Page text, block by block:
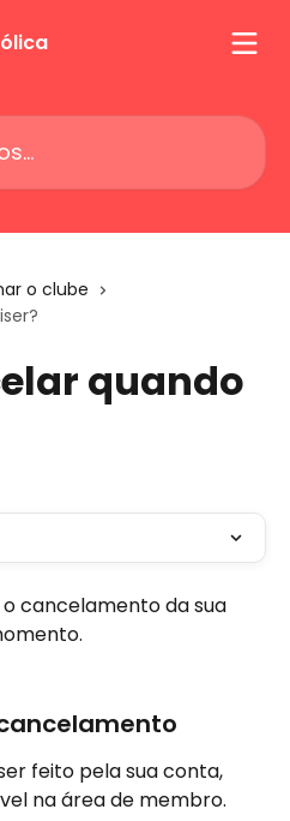
o clube
quando
cancelamento da sua
feito pela sua conta,
na área de membro.